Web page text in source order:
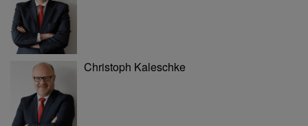
Christoph Kaleschke